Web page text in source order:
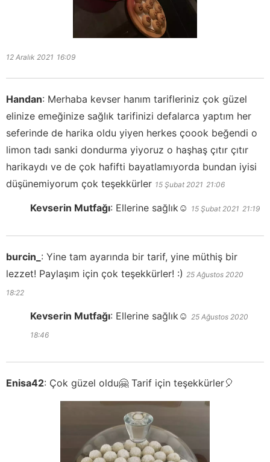
12 Aralık 2021 16:09
Handan: Merhaba kevser hanım tarifleriniz çok güzel
elinize emeğinize sağlık tarifinizi defalarca yaptım her
seferinde de harika oldu yiyen herkes çoook beğendi o
limon tadı sanki dondurma yiyoruz o haşhaş çıtır çıtır
harikaydı ve de çok hafifti bayatlamıyorda bundan iyisi
düşünemiyorum çok teşekkürler 15 Şubat 2021 21:06
Kevserin Mutfağı: Ellerine sağlık☺️ 15 Şubat 2021 21:19
burcin_ : Yine tam ayarında bir tarif, yine müthiş bir
lezzet! Paylaşım için çok teşekkürler! :) 25 Ağustos 2020
18:22
Kevserin Mutfağı: Ellerine sağlık☺️ 25 Ağustos 2020
18:46
Enisa42: Çok güzel oldu🤗 Tarif için teşekkürler🎈